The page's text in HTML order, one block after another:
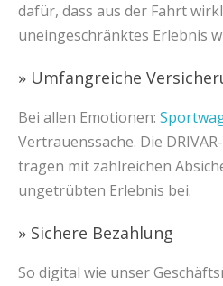
dafür, dass aus der Fahrt
uneingeschränktes Erlebnis
» Umfangreiche
Bei allen Emotionen:
Vertrauenssache. Die
tragen mit zahlreichen
ungetrübten Erlebnis bei.
» Sichere Bezahlung
So digital wie unser